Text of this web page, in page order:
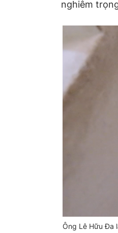
nghiêm
Ông Lê Hữu Đa